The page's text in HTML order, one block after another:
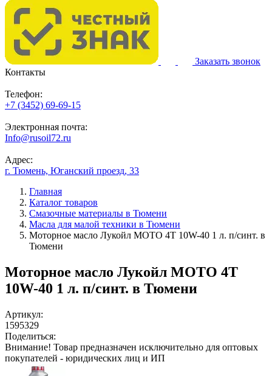
Заказать звонок
Контакты
Телефон:
+7 (3452) 69-69-15
Электронная почта:
Info@rusoil72.ru
Адрес:
г. Тюмень, Юганский проезд, 33
Главная
Каталог товаров
Смазочные материалы в Тюмени
Масла для малой техники в Тюмени
Моторное масло Лукойл МОТО 4Т 10W-40 1 л. п/синт. в
Тюмени
Моторное масло Лукойл МОТО 4Т
10W-40 1 л. п/синт. в Тюмени
Артикул:
1595329
Поделиться:
Внимание! Товар предназначен исключительно для оптовых
покупателей - юридических лиц и ИП